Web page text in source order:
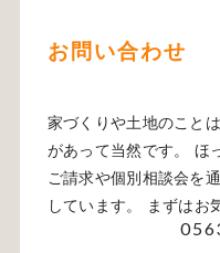
お問い合わせ
家づくりや土地のこと
があって当然です。 ほ
ご請求や個別相談会を
しています。 まずはお